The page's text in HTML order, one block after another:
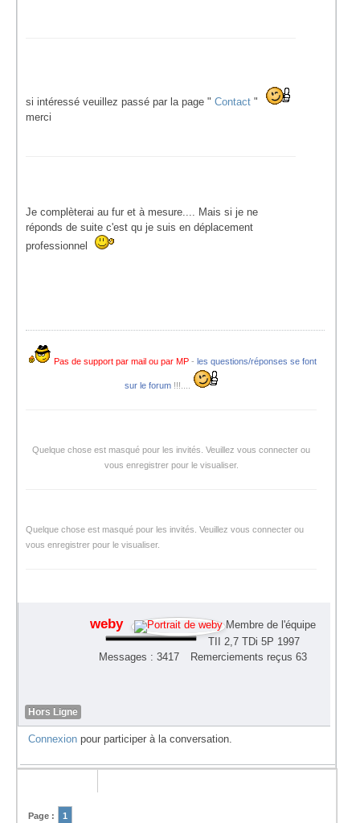
si intéressé veuillez passé par la page " Contact "
merci
Je complèterai au fur et à mesure.... Mais si je ne
réponds de suite c'est qu je suis en déplacement
professionnel
Pas de support par mail ou par MP- les questions/réponses se font
sur le forum!!!....
Quelque chose est masqué pour les invités. Veuillez vous connecter ou
vous enregistrer pour le visualiser.
Quelque chose est masqué pour les invités. Veuillez vous connecter ou
vous enregistrer pour le visualiser.
weby
Membre de l'équipe
TII 2,7 TDi 5P 1997
Messages : 3417
Remerciements reçus 63
Hors Ligne
Connexion pour participer à la conversation.
Page : 1